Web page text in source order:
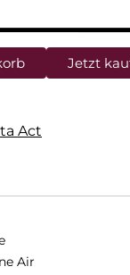
Jetzt
Act
Air